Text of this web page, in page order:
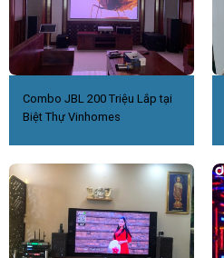
Combo JBL 200 Triệu Lắp tại
Biệt Thự Vinhomes